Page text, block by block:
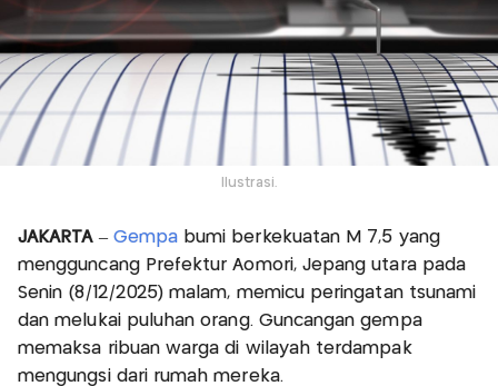
Ilustrasi.
JAKARTA– Gempabumi berkekuatan M 7,5 yang
mengguncang Prefektur Aomori, Jepang utara pada
Senin (8/12/2025) malam, memicu peringatan tsunami
dan melukai puluhan orang. Guncangan gempa
memaksa ribuan warga di wilayah terdampak
mengungsi dari rumah mereka.